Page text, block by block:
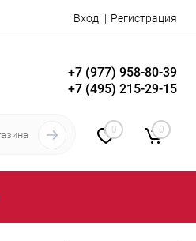
Вход Регистрация
+7 (977) 958-80-39
+7 (495) 215-29-15
0 0